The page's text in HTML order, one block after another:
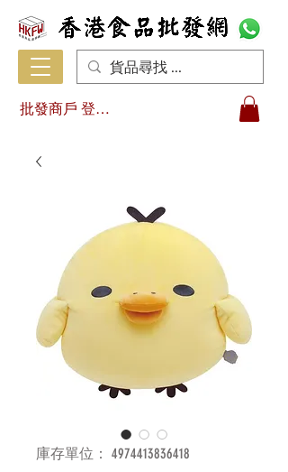
批發商戶 登入/註冊
庫存單位： 4974413836418